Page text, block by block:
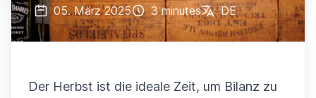
05. März 2025 3 minutes DE
Der Herbst ist die ideale Zeit, um Bilanz zu